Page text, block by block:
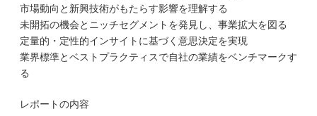
市場動向と新興技術がもたらす影響を理解する
未開拓の機会とニッチセグメントを発見し、事業拡大を図る
定量的・定性的インサイトに基づく意思決定を実現
業界標準とベストプラクティスで自社の業績をベンチマークす
る
レポートの内容